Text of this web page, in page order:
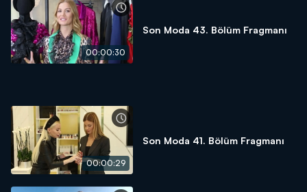
00:00:30
Son Moda 43. Bölüm Fragmanı
00:00:29
Son Moda 41. Bölüm Fragmanı